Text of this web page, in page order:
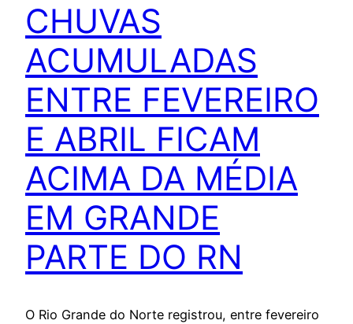
CHUVAS
ACUMULADAS
ENTRE FEVEREIRO
E ABRIL FICAM
ACIMA DA MÉDIA
EM GRANDE
PARTE DO RN
O Rio Grande do Norte registrou, entre fevereiro